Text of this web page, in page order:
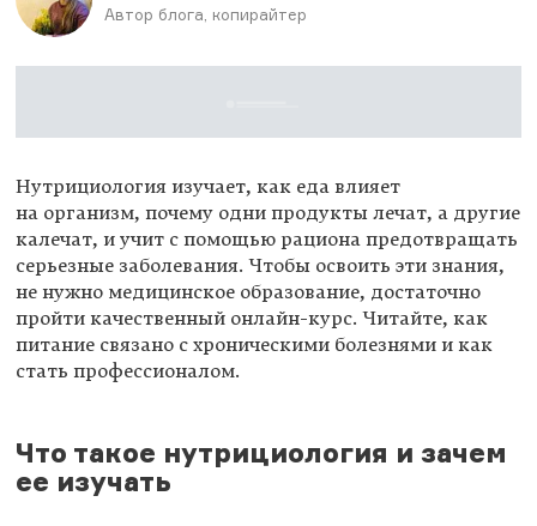
Автор блога, копирайтер
Нутрициология изучает, как еда влияет
на организм, почему одни продукты лечат, а другие
калечат, и учит с помощью рациона предотвращать
серьезные заболевания. Чтобы освоить эти знания,
не нужно медицинское образование, достаточно
пройти качественный онлайн-курс. Читайте, как
питание связано с хроническими болезнями и как
стать профессионалом.
Что такое нутрициология и зачем
ее изучать